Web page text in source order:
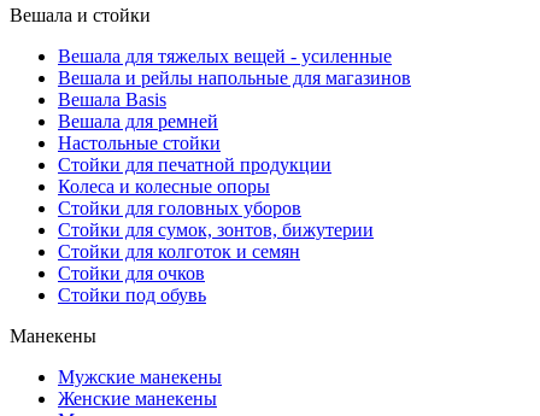
Вешала и стойки
Вешала для тяжелых вещей - усиленные
Вешала и рейлы напольные для магазинов
Вешала Basis
Вешала для ремней
Настольные стойки
Стойки для печатной продукции
Колеса и колесные опоры
Стойки для головных уборов
Стойки для сумок, зонтов, бижутерии
Стойки для колготок и семян
Стойки для очков
Стойки под обувь
Манекены
Мужские манекены
Женские манекены